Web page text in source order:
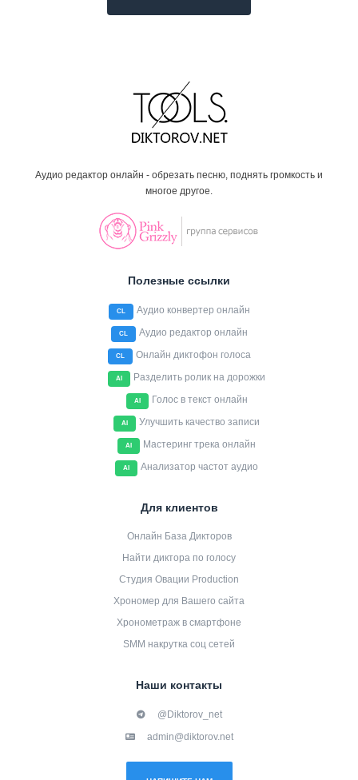
Аудио редактор онлайн - обрезать песню, поднять громкость и
многое другое.
Полезные ссылки
CL Аудио конвертер онлайн
CL Аудио редактор онлайн
CL Онлайн диктофон голоса
AI Разделить ролик на дорожки
AI Голос в текст онлайн
AI Улучшить качество записи
AI Мастеринг трека онлайн
AI Анализатор частот аудио
Для клиентов
Онлайн База Дикторов
Найти диктора по голосу
Студия Овации Production
Хрономер для Вашего сайта
Хронометраж в смартфоне
SMM накрутка соц сетей
Наши контакты
@Diktorov_net
admin@diktorov.net